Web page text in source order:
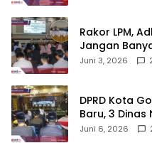
‎Rakor LPM,
Jangan
Juni 3, 2026
‎DPRD Kota
Baru, 3 Dinas
Juni 6, 2026